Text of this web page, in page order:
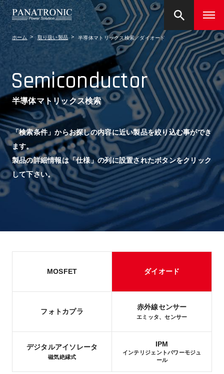
ホーム 取り扱い製品 半導体マトリックス検索／ダイオード
Semiconductor
半導体マトリックス検索
「検索条件」からお探しの内容に近い製品を絞り込む事ができ
ます。
製品の詳細情報は「仕様」の列に設置されたボタンをクリック
して下さい。
MOSFET ダイオード
フォトカプラ
赤外線センサー
エミッタ、センサー
デジタルアイソレータ
磁気絶縁式
IPM
インテリジェントパワーモジュ
ール